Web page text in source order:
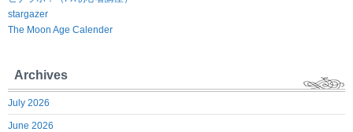
stargazer
The Moon Age Calender
Archives
July 2026
June 2026